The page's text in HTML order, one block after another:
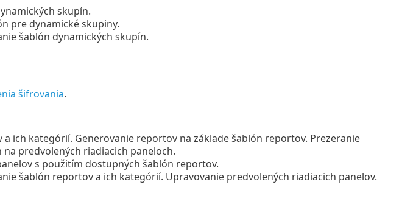
skupín.
pre dynamické skupiny.
šablón dynamických skupín.
šifrovania.
ich kategórií. Generovanie reportov na základe šablón reportov. Prezeranie
predvolených riadiacich paneloch.
s použitím dostupných šablón reportov.
šablón reportov a ich kategórií. Upravovanie predvolených riadiacich panelov.